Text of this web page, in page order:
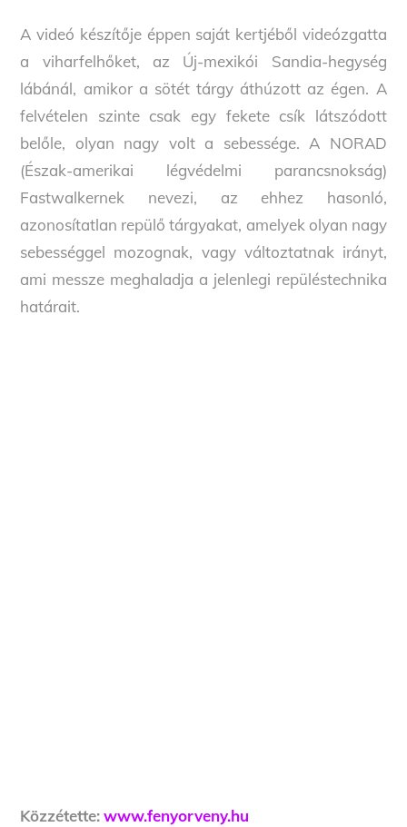
A videó készítője éppen saját kertjéből videózgatta
a viharfelhőket, az Új-mexikói Sandia-hegység
lábánál, amikor a sötét tárgy áthúzott az égen. A
felvételen szinte csak egy fekete csík látszódott
belőle, olyan nagy volt a sebessége. A NORAD
(Észak-amerikai légvédelmi parancsnokság)
Fastwalkernek nevezi, az ehhez hasonló,
azonosítatlan repülő tárgyakat, amelyek olyan nagy
sebességgel mozognak, vagy változtatnak irányt,
ami messze meghaladja a jelenlegi repüléstechnika
határait.
Közzétette: www.fenyorveny.hu